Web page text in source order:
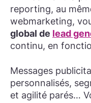
reporting, au
webmarketing,
global de lead
continu, en
Messages
personnalisés,
et agilité parés…